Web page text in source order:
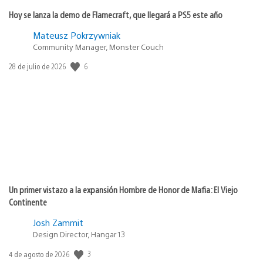
Hoy se lanza la demo de Flamecraft, que llegará a PS5 este año
Mateusz Pokrzywniak
Community Manager, Monster Couch
Fecha
28 de julio de 2026 6
Un primer vistazo a la expansión Hombre de Honor de Mafia: El Viejo
Continente
Josh Zammit
Design Director, Hangar 13
Fecha
4 de agosto de 2026 3